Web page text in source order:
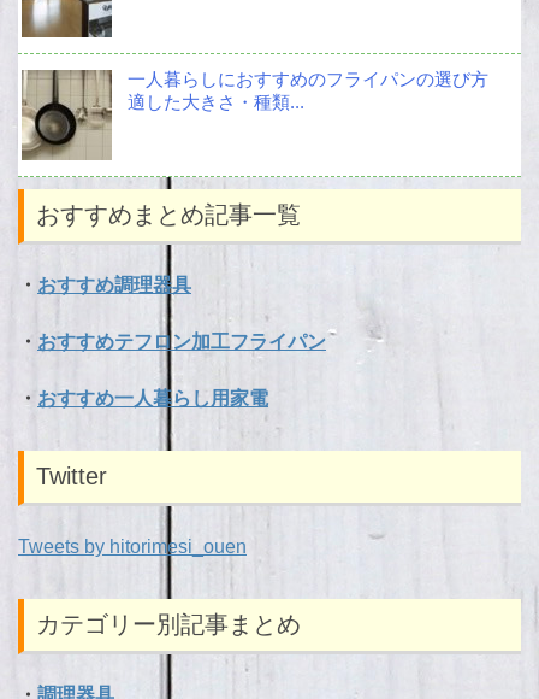
一人暮らしにおすすめのフライパンの選び方
適した大きさ・種類...
おすすめまとめ記事一覧
・ おすすめ調理器具
・ おすすめテフロン加工フライパン
・ おすすめ一人暮らし用家電
Twitter
Tweets by hitorimesi_ouen
カテゴリー別記事まとめ
・ 調理器具